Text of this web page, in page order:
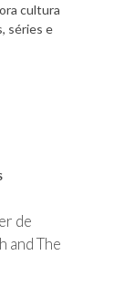
cultura
séries e
de
and The